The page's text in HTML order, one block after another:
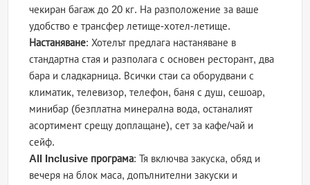
чекиран багаж до 20 кг. На разположение за ваше
удобство е трансфер летище-хотел-летище.
Настаняване: Хотелът предлага настаняване в
стандартна стая и разполага с основен ресторант, два
бара и сладкарница. Всички стаи са оборудвани с
климатик, телевизор, телефон, баня с душ, сешоар,
минибар (безплатна минерална вода, останалият
асортимент срещу доплащане), сет за кафе/чай и
сейф.
All Inclusive програма: Тя включва закуска, обяд и
вечеря на блок маса, допълнителни закуски и